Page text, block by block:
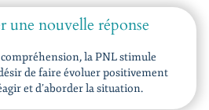
une nouvelle réponse
la PNL stimule
de faire évoluer positivement
et d’aborder la situation.